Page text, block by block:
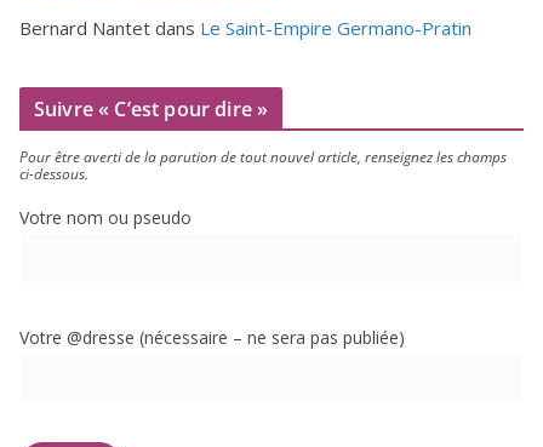
Bernard Nantet dans Le Saint-Empire Germano-Pratin
Suivre « C’est pour dire »
Pour être aver­ti de la paru­tion de tout nou­vel article, ren­sei­gnez les champs
ci-dessous.
Votre nom ou pseudo
Votre @dresse (néces­saire – ne sera pas publiée)